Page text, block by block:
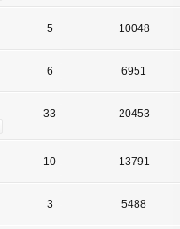
5 10048
6 6951
33 20453
10 13791
3 5488